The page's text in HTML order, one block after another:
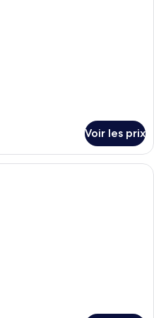
Voir les prix
Un salon moderne avec un coin